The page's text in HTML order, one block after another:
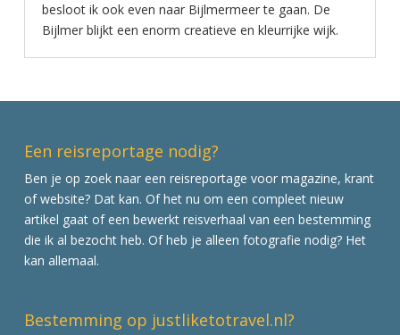
besloot ik ook even naar Bijlmermeer te gaan. De
Bijlmer blijkt een enorm creatieve en kleurrijke wijk.
Een reisreportage nodig?
Ben je op zoek naar een reisreportage voor magazine, krant
of website? Dat kan. Of het nu om een compleet nieuw
artikel gaat of een bewerkt reisverhaal van een bestemming
die ik al bezocht heb. Of heb je alleen fotografie nodig? Het
kan allemaal.
Bestemming op justliketotravel.nl?